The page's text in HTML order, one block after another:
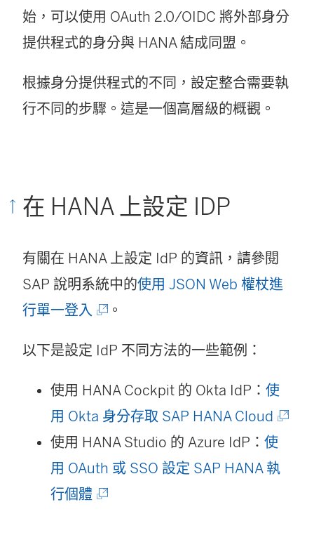
始，可以使用 OAuth 2.0/OIDC 將外部身分
提供程式的身分與 HANA 結成同盟。
根據身分提供程式的不同，設定整合需要執
行不同的步驟。這是一個高層級的概觀。
在 HANA 上設定 IDP
有關在 HANA 上設定 IdP 的資訊，請參閱
SAP 說明系統中的使用 JSON Web 權杖進
行單一登入 (
在
新
視
窗
開
。
以下是設定 IdP 不同方法的一些範例：
使用 HANA Cockpit 的 Okta IdP： 使
用 Okta 身分存取 SAP HANA Cloud (
連
結
使用 HANA Studio 的 Azure IdP： 使
用 OAuth 或 SSO 設定 SAP HANA 執
行個體 (